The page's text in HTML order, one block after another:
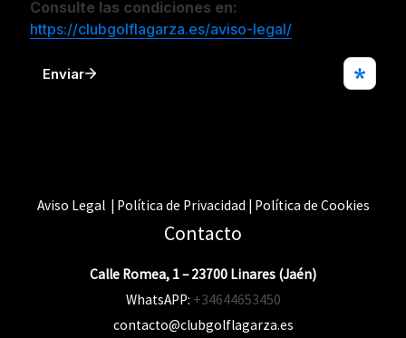
Aviso Legal | Política de Privacidad | Política de Cookies
Contacto
Calle Romea, 1 – 23700 Linares (Jaén)
WhatsAPP: +34644653450
contacto@clubgolflagarza.es